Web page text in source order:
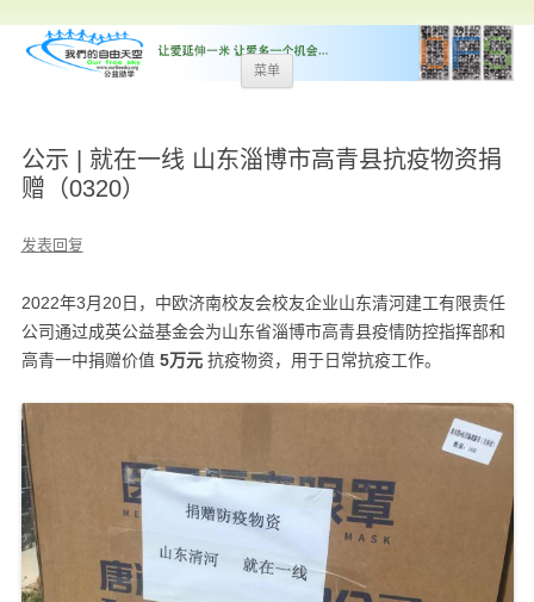
菜单
跳
至
公示 | 就在一线 山东淄博市高青县抗疫物资捐
赠（0320）
发表回复
2022年3月20日，中欧济南校友会校友企业山东清河建工有限责任
公司通过成英公益基金会为山东省淄博市高青县疫情防控指挥部和
高青一中捐赠价值 5万元抗疫物资，用于日常抗疫工作。